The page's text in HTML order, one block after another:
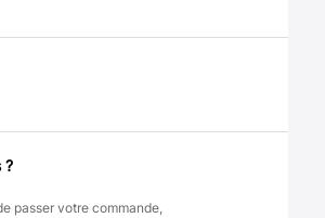
?
passer votre commande,